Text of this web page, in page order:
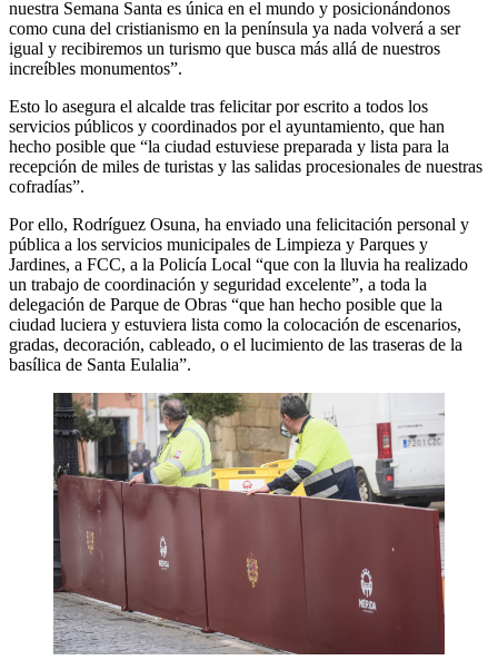
nuestra Semana Santa es única en el mundo y posicionándonos
como cuna del cristianismo en la península ya nada volverá a ser
igual y recibiremos un turismo que busca más allá de nuestros
increíbles monumentos”.
Esto lo asegura el alcalde tras felicitar por escrito a todos los
servicios públicos y coordinados por el ayuntamiento, que han
hecho posible que “la ciudad estuviese preparada y lista para la
recepción de miles de turistas y las salidas procesionales de nuestras
cofradías”.
Por ello, Rodríguez Osuna, ha enviado una felicitación personal y
pública a los servicios municipales de Limpieza y Parques y
Jardines, a FCC, a la Policía Local “que con la lluvia ha realizado
un trabajo de coordinación y seguridad excelente”, a toda la
delegación de Parque de Obras “que han hecho posible que la
ciudad luciera y estuviera lista como la colocación de escenarios,
gradas, decoración, cableado, o el lucimiento de las traseras de la
basílica de Santa Eulalia”.